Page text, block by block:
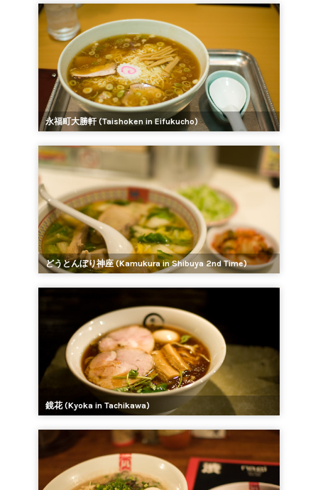
永福町大勝軒 (Taishoken in Eifukucho)
どうとんぼり神座 (Kamukura in Shibuya 2nd Time)
鏡花 (Kyoka in Tachikawa)